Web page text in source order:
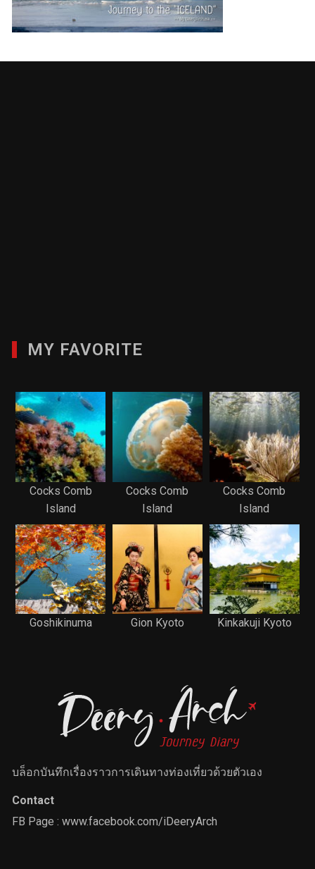
MY FAVORITE
Cocks Comb
Island
Cocks Comb
Island
Cocks Comb
Island
Goshikinuma Gion Kyoto Kinkakuji Kyoto
บล็อกบันทึกเรื่องราวการเดินทางท่องเที่ยวด้วยตัวเอง
Contact
FB Page :www.facebook.com/iDeeryArch